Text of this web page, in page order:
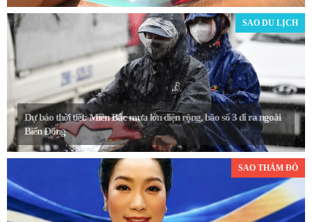
SAO DU LỊCH
Dự báo thời tiết: Miền Bắc mưa lớn diện rộng, bão số 3 đi ra ngoài
Biển Đông
SAO THẢM ĐỎ